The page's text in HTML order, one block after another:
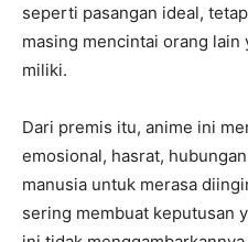
seperti pasangan ideal,
masing mencintai orang lain
miliki.
Dari premis itu, anime ini
emosional, hasrat,
manusia untuk merasa
sering membuat keputusan